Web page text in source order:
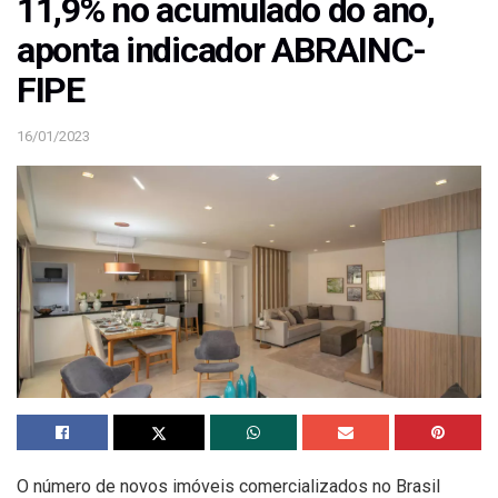
11,9% no acumulado do ano,
aponta indicador ABRAINC-
FIPE
16/01/2023
O número de novos imóveis comercializados no Brasil